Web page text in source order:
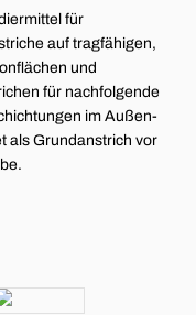
für
auf tragfähigen,
und
für nachfolgende
im Außen-
als Grundanstrich vor